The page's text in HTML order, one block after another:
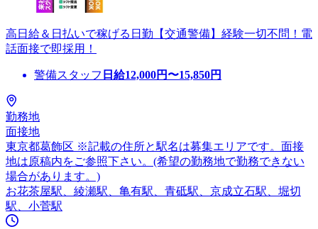
高日給＆日払いで稼げる日勤【交通警備】経験一切不問！電
話面接で即採用！
警備スタッフ 日給12,000円〜15,850円
勤務地
面接地
東京都葛飾区 ※記載の住所と駅名は募集エリアです。面接
地は原稿内をご参照下さい。(希望の勤務地で勤務できない
場合があります。)
お花茶屋駅、綾瀬駅、亀有駅、青砥駅、京成立石駅、堀切
駅、小菅駅